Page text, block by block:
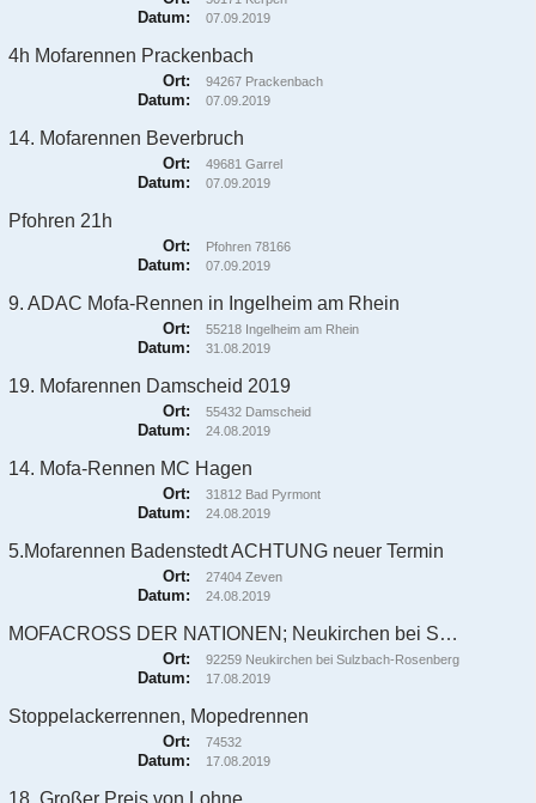
07.09.2019
Datum:
4h Mofarennen Prackenbach
94267 Prackenbach
Ort:
07.09.2019
Datum:
14. Mofarennen Beverbruch
49681 Garrel
Ort:
07.09.2019
Datum:
Pfohren 21h
Pfohren 78166
Ort:
07.09.2019
Datum:
9. ADAC Mofa-Rennen in Ingelheim am Rhein
55218 Ingelheim am Rhein
Ort:
31.08.2019
Datum:
19. Mofarennen Damscheid 2019
55432 Damscheid
Ort:
24.08.2019
Datum:
14. Mofa-Rennen MC Hagen
31812 Bad Pyrmont
Ort:
24.08.2019
Datum:
5.Mofarennen Badenstedt ACHTUNG neuer Termin
27404 Zeven
Ort:
24.08.2019
Datum:
MOFACROSS DER NATIONEN; Neukirchen bei Sulzbach-Rosenberg
92259 Neukirchen bei Sulzbach-Rosenberg
Ort:
17.08.2019
Datum:
Stoppelackerrennen, Mopedrennen
74532
Ort:
17.08.2019
Datum:
18. Großer Preis von Lohne